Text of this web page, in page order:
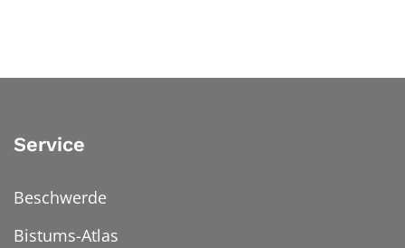
Service
Beschwerde
Bistums-Atlas